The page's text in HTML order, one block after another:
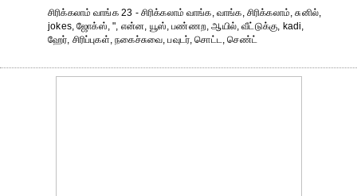
சிரிக்கலாம் வாங்க 23 - சிரிக்கலாம் வாங்க, வாங்க, சிரிக்கலாம், சுனில்,
jokes, ஜோக்ஸ், ", என்ன, யூஸ், பண்ணற, ஆயில், வீட்டுக்கு, kadi,
ஹேர், சிரிப்புகள், நகைச்சுவை, பவுடர், சொட்ட, செண்ட்